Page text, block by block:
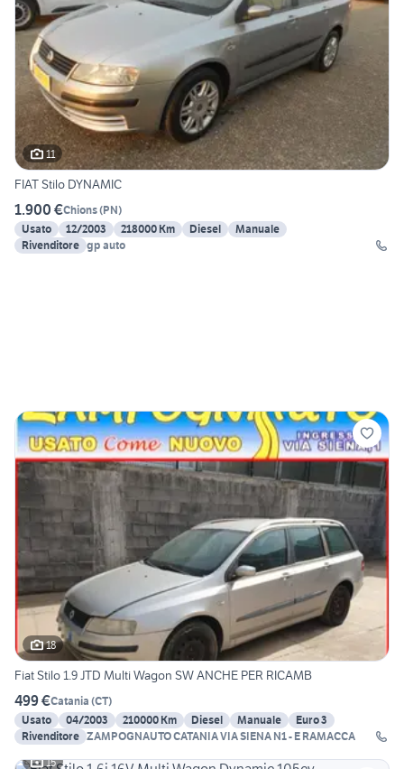
11
FIAT Stilo DYNAMIC
1.900 €Chions(PN)
Usato
12/2003 218000 Km Diesel
Manuale
Rivenditore gp auto
18
Fiat Stilo 1.9 JTD Multi Wagon SW ANCHE PER RICAMB
499 €Catania (CT)
Usato
04/2003 210000 Km Diesel Manuale
Euro 3
Rivenditore
ZAMPOGNAUTO CATANIA VIA SIENA N1 - E RAMACCA
15